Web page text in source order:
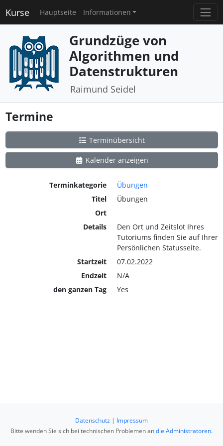
Kurse Hauptseite Informationen
Grundzüge von
Algorithmen und
Datenstrukturen
Raimund Seidel
Termine
Terminübersicht
Kalender anzeigen
Terminkategorie
Übungen
Titel
Übungen
Ort
Details
Den Ort und Zeitslot Ihres
Tutoriums finden Sie auf Ihrer
Persönlichen Statusseite.
Startzeit
07.02.2022
Endzeit
N/A
den ganzen Tag
Yes
Datenschutz | Impressum
Bitte wenden Sie sich bei technischen Problemen andie Administratoren.